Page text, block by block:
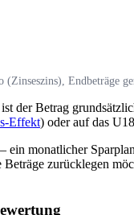
Endbeträge
der Betrag
Effekt) oder auf das
ein monatlicher
zurücklegen